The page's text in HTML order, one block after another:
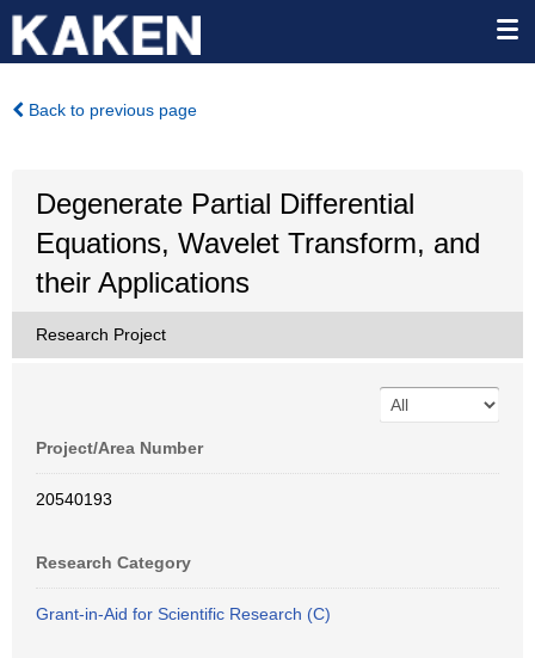
Back to previous page
Degenerate Partial Differential
Equations, Wavelet Transform, and
their Applications
Research Project
Project/Area Number
20540193
Research Category
Grant-in-Aid for Scientific Research (C)